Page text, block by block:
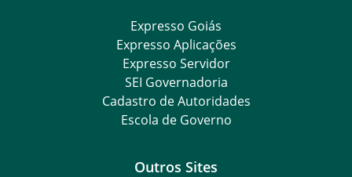
Expresso Goiás
Expresso Aplicações
Expresso Servidor
SEI Governadoria
Cadastro de Autoridades
Escola de Governo
Outros Sites